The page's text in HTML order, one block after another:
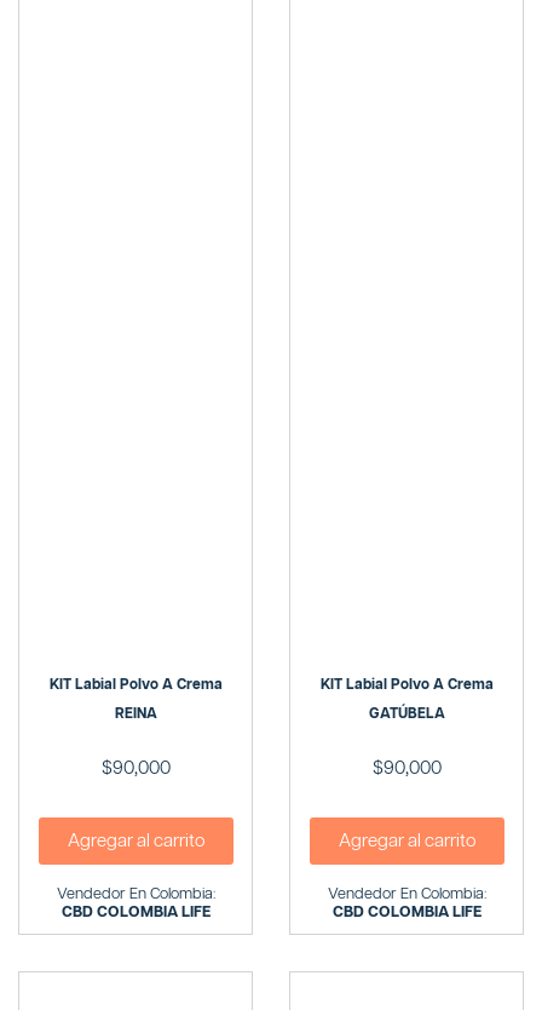
KIT Labial Polvo A Crema
REINA
$90,000
Agregar al carrito
Vendedor En Colombia:
CBD COLOMBIA LIFE
KIT Labial Polvo A Crema
GATÚBELA
$90,000
Agregar al carrito
Vendedor En Colombia:
CBD COLOMBIA LIFE